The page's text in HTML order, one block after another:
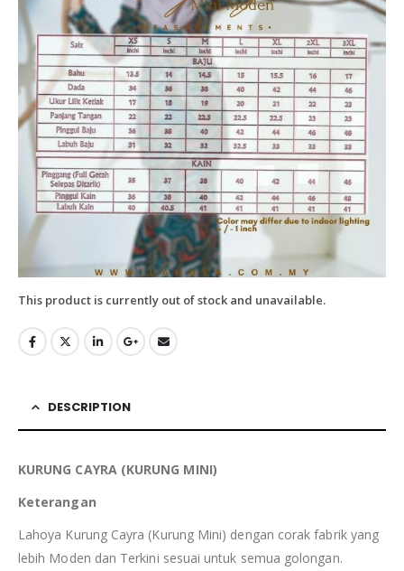
This product is currently out of stock and unavailable.
DESCRIPTION
KURUNG CAYRA (KURUNG MINI)
Keterangan
Lahoya Kurung Cayra (Kurung Mini) dengan corak fabrik yang
lebih Moden dan Terkini sesuai untuk semua golongan.